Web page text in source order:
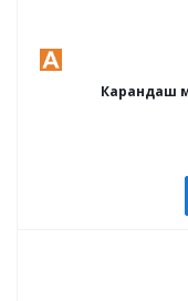
Карандаш